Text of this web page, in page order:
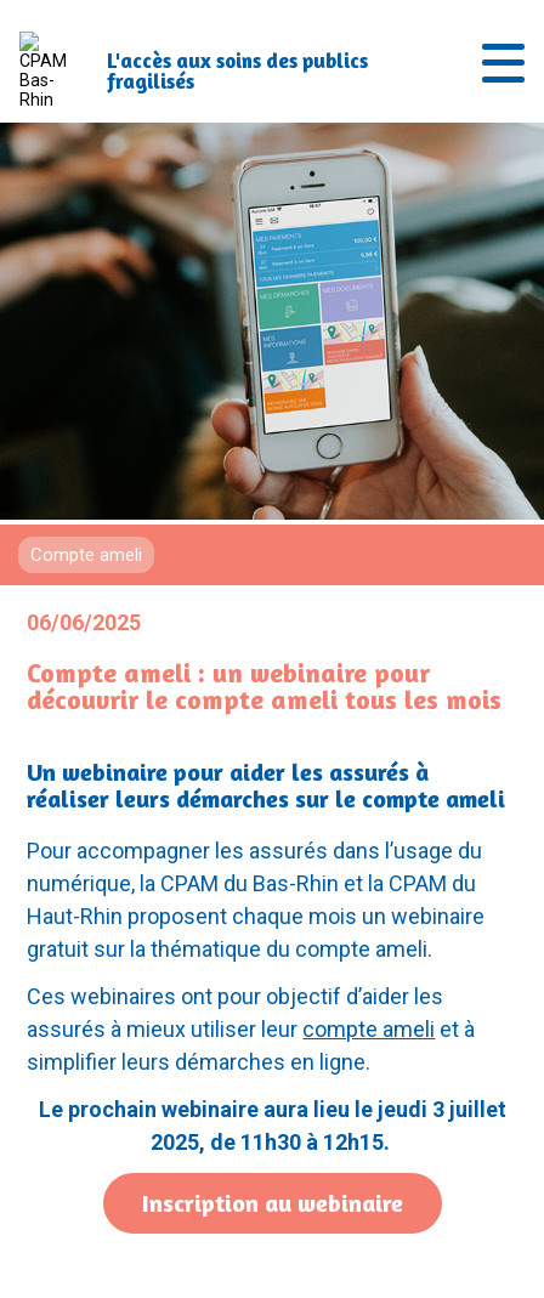
L'accès aux soins des publics
fragilisés
Compte ameli
06/06/2025
Compte ameli : un webinaire pour
découvrir le compte ameli tous les mois
Un webinaire pour aider les assurés à
réaliser leurs démarches sur le compte ameli
Pour accompagner les assurés dans l’usage du
numérique, la CPAM du Bas-Rhin et la CPAM du
Haut-Rhin proposent chaque mois un webinaire
gratuit sur la thématique du compte ameli.
Ces webinaires ont pour objectif d’aider les
assurés à mieux utiliser leur compte ameli et à
simplifier leurs démarches en ligne.
Le prochain webinaire aura lieu le jeudi 3 juillet
2025, de 11h30 à 12h15.
Inscription au webinaire